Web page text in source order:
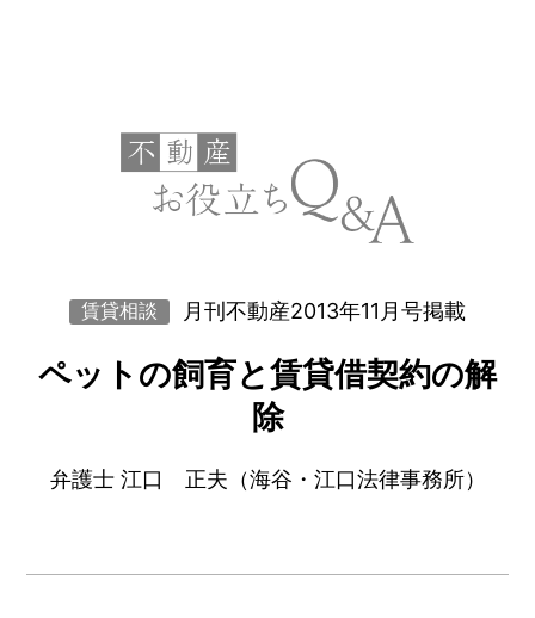
賃貸相談 月刊不動産2013年11月号掲載
ペットの飼育と賃貸借契約の解
除
弁護士 江口 正夫（海谷・江口法律事務所）